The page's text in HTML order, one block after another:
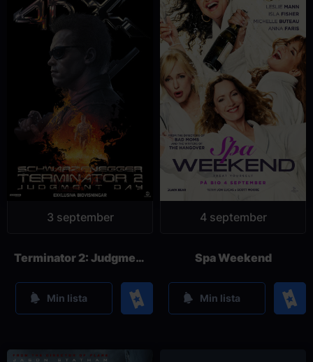
3 september
Terminator 2: Judgment Day - 35th Anniversary
Min lista
Köp
4 september
Spa Weekend
Min lista
Köp